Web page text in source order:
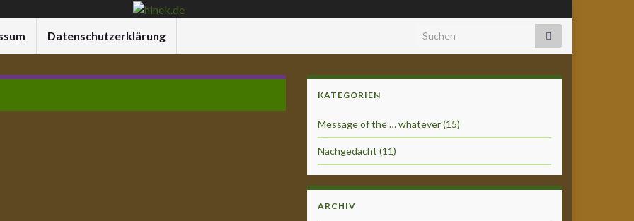
Datenschutzerklärung Search for:
KATEGORIEN
Message of the … whatever(15)
Nachgedacht (11)
ARCHIV